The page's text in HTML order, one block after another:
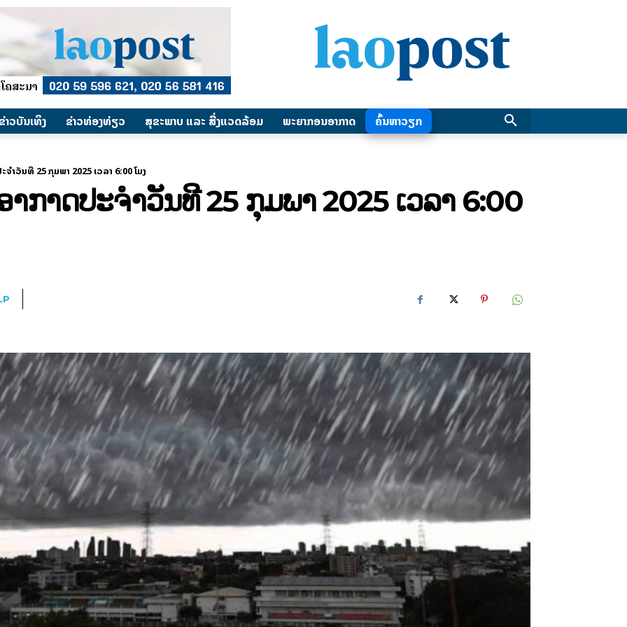
າວບັນເທິງ ​ຂ່າວທ່ອງທ່ຽວ ສຸຂະພາບ ແລະ ສີ່ງແວດລ້ອມ ພະຍາກອນອາກາດ ຄົ້ນຫາວຽກ
ຳວັນທີ 25 ກຸມພາ 2025 ເວລາ 6:00 ໂມງ
ກາດປະຈຳວັນທີ 25 ກຸມພາ 2025 ເວລາ 6:00